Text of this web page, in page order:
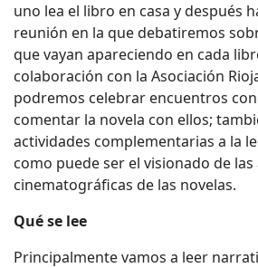
uno lea el libro en casa y después
reunión en la que debatiremos
que vayan apareciendo en cada
colaboración con la Asociación
podremos celebrar encuentros
comentar la novela con ellos;
actividades complementarias a la
como puede ser el visionado de
cinematográficas de las novelas.
Qué se lee
Principalmente vamos a leer